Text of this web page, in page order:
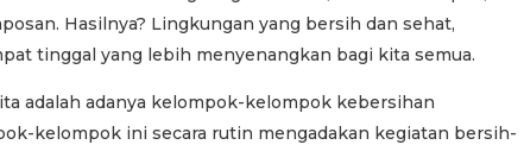
Hasilnya? Lingkungan yang bersih dan sehat,
tinggal yang lebih menyenangkan bagi kita semua.
adalah adanya kelompok-kelompok kebersihan
kelompok ini secara rutin mengadakan kegiatan bersih-